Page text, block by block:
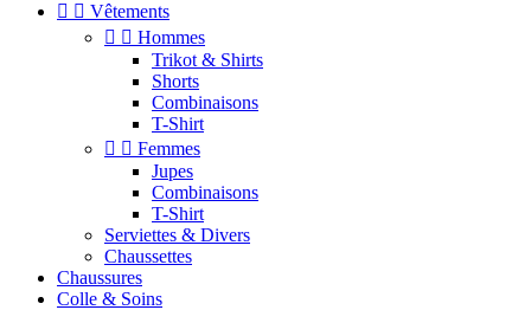
  Vêtements
  Hommes
Trikot & Shirts
Shorts
Combinaisons
T-Shirt
  Femmes
Jupes
Combinaisons
T-Shirt
Serviettes & Divers
Chaussettes
Chaussures
Colle & Soins